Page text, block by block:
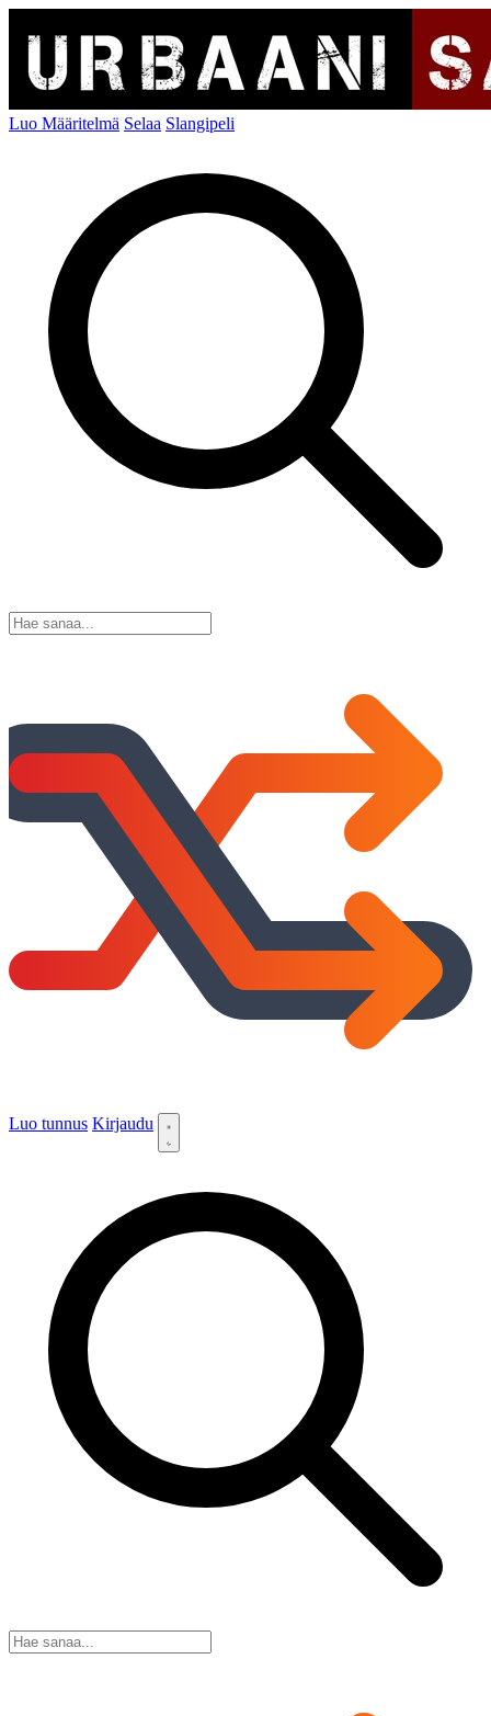
Luo Määritelmä Selaa Slangipeli
Luo tunnus Kirjaudu